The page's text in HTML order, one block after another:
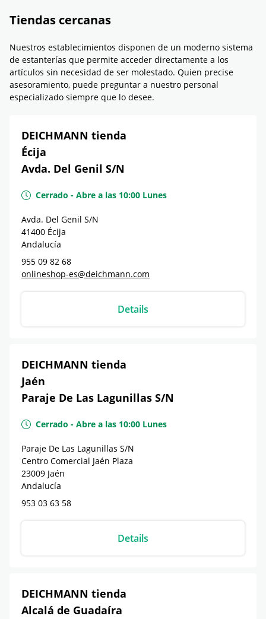
Tiendas cercanas
Nuestros establecimientos disponen de un moderno sistema
de estanterías que permite acceder directamente a los
artículos sin necesidad de ser molestado. Quien precise
asesoramiento, puede preguntar a nuestro personal
especializado siempre que lo desee.
DEICHMANN tienda
Écija
Avda. Del Genil S/N
Cerrado - Abre a las 10:00 Lunes
Avda. Del Genil S/N
41400 Écija
Andalucía
955 09 82 68
onlineshop-es@deichmann.com
Details
DEICHMANN tienda
Jaén
Paraje De Las Lagunillas S/N
Cerrado - Abre a las 10:00 Lunes
Paraje De Las Lagunillas S/N
Centro Comercial Jaén Plaza
23009 Jaén
Andalucía
953 03 63 58
Details
DEICHMANN tienda
Alcalá de Guadaíra